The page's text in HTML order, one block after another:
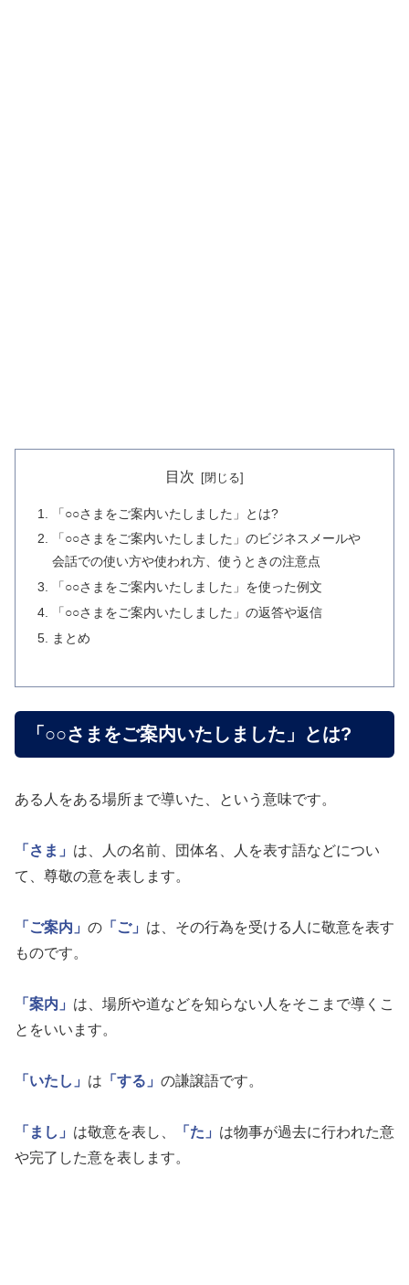
目次
「○○さまをご案内いたしました」とは?
「○○さまをご案内いたしました」のビジネスメールや
会話での使い方や使われ方、使うときの注意点
「○○さまをご案内いたしました」を使った例文
「○○さまをご案内いたしました」の返答や返信
まとめ
「○○さまをご案内いたしました」とは?
ある人をある場所まで導いた、という意味です。
「さま」 は、人の名前、団体名、人を表す語などについ
て、尊敬の意を表します。
「ご案内」 の 「ご」 は、その行為を受ける人に敬意を表す
ものです。
「案内」 は、場所や道などを知らない人をそこまで導くこ
とをいいます。
「いたし」 は 「する」 の謙譲語です。
「まし」 は敬意を表し、 「た」 は物事が過去に行われた意
や完了した意を表します。